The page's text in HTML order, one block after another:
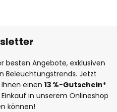
besten Angebote, exklusiven
Beleuchtungstrends. Jetzt
einen 13 %-Gutschein*
in unserem Onlineshop
können!